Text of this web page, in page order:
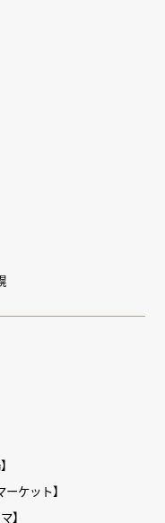
ケット】
】